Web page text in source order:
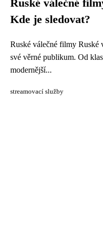
Ruské válečné
Kde je sledovat?
Ruské válečné filmy
své věrné publikum. Od
modernější...
streamovací služby